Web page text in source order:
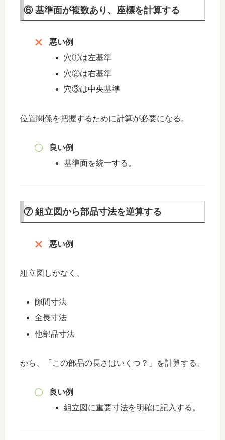
⑥ 基準面が複数あり、座標を計算する
悪い例
穴①は左基準
穴②は右基準
穴③は中央基準
位置関係を把握するために計算が必要になる。
良い例
基準面を統一する。
⑦ 組立図から部品寸法を逆算する
悪い例
組立図しかなく、
隙間寸法
全長寸法
他部品寸法
から、「この部品の長さはいくつ？」を計算する。
良い例
組立図に重要寸法を明確に記入する。